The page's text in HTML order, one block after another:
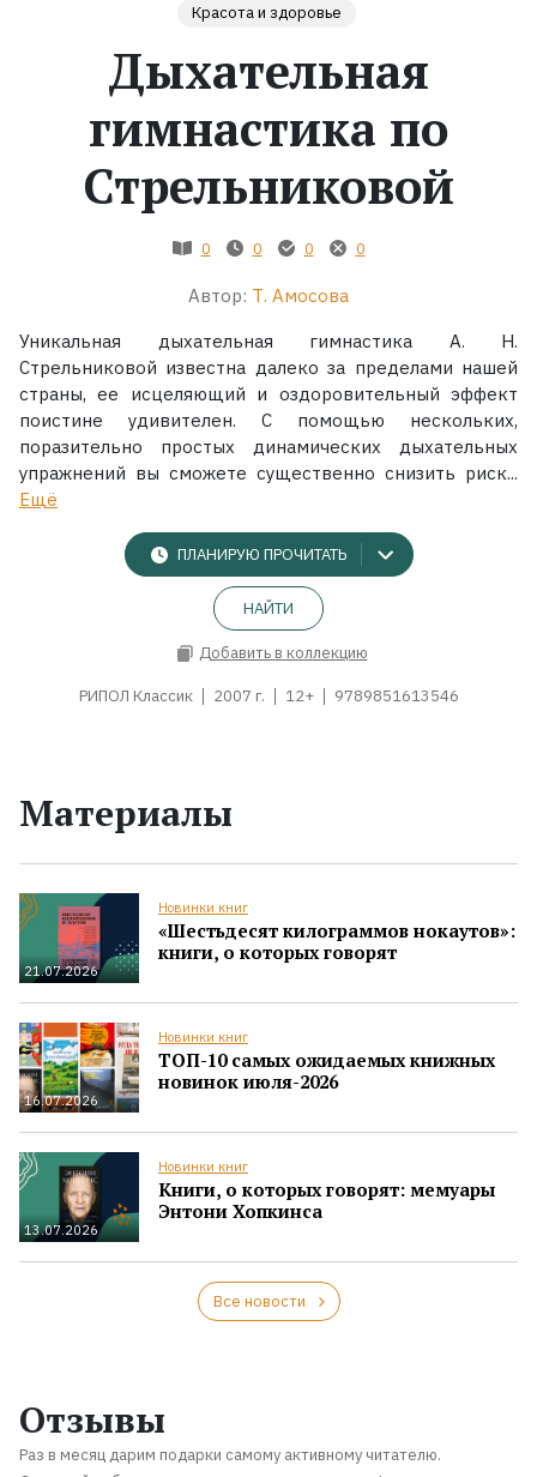
Коллекции
Красота и здоровье
Дыхательная
гимнастика по
Стрельниковой
0 0 0 0
Автор: Т. Амосова
Уникальная дыхательная гимнастика А. Н.
Стрельниковой известна далеко за пределами нашей
страны, ее исцеляющий и оздоровительный эффект
поистине удивителен. С помощью нескольких,
поразительно простых динамических дыхательных
упражнений вы сможете существенно снизить риск...
Ещё
ПЛАНИРУЮ ПРОЧИТАТЬ
НАЙТИ
Добавить в коллекцию
РИПОЛ Классик 2007 г. 12+ 9789851613546
Материалы
21.07.2026
Новинки книг
«Шестьдесят килограммов нокаутов»:
книги, о которых говорят
16.07.2026
Новинки книг
ТОП-10 самых ожидаемых книжных
новинок июля-2026
13.07.2026
Новинки книг
Книги, о которых говорят: мемуары
Энтони Хопкинса
Все новости
Отзывы
Раз в месяц дарим подарки самому активному читателю.